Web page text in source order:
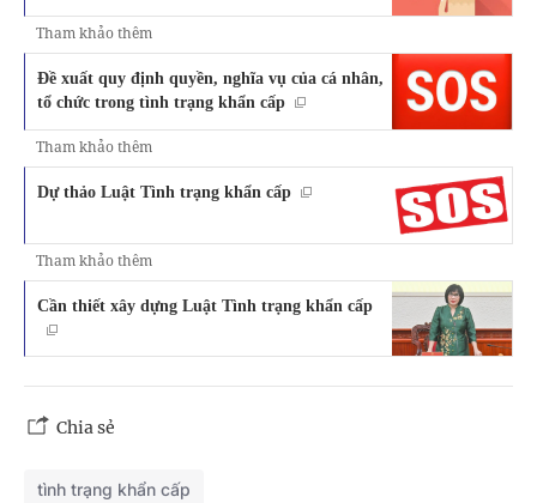
Tham khảo thêm
Đề xuất quy định quyền, nghĩa vụ của cá nhân,
tổ chức trong tình trạng khẩn cấp
Tham khảo thêm
Dự thảo Luật Tình trạng khẩn cấp
Tham khảo thêm
Cần thiết xây dựng Luật Tình trạng khẩn cấp
Chia sẻ
tình trạng khẩn cấp